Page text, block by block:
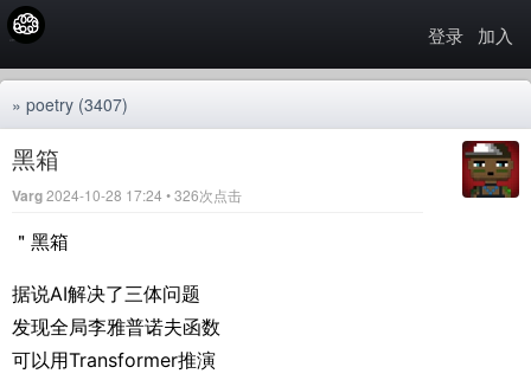
登录 加入
» poetry (3407)
黑箱
Varg2024-10-28 17:24 • 326次点击
＂黑箱
据说AI解决了三体问题
发现全局李雅普诺夫函数
可以用Transformer推演